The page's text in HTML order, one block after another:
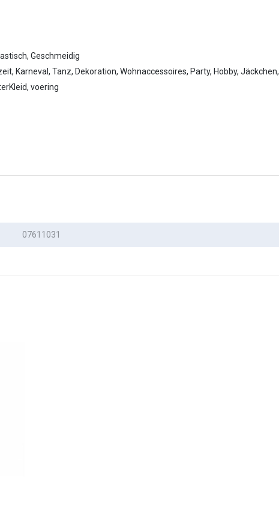
Geschmeidig
Karneval, Tanz, Dekoration, Wohnaccessoires, Party, Hobby, Jäckchen,
voering
07611031